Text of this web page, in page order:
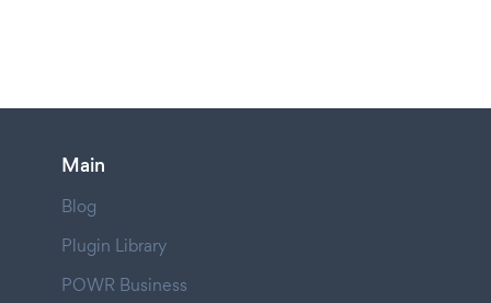
Main
Blog
Plugin Library
POWR Business